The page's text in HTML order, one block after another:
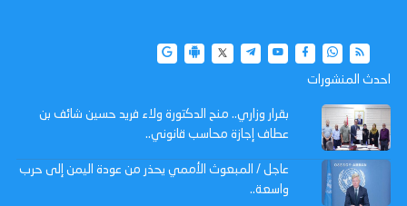
احدث المنشورات
بقرار وزاري.. منح الدكتورة ولاء فريد حسين شائف بن
عطاف إجازة محاسب قانوني..
عاجل / المبعوث الأممي يحذر من عودة اليمن إلى حرب
واسعة..